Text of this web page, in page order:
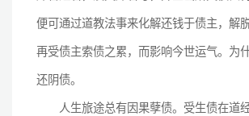
便可通过道教法事来化解还钱于债主，解
再受债主索债之累，而影响今世运气。为
还阴债。
人生旅途总有因果孽债。受生债在道